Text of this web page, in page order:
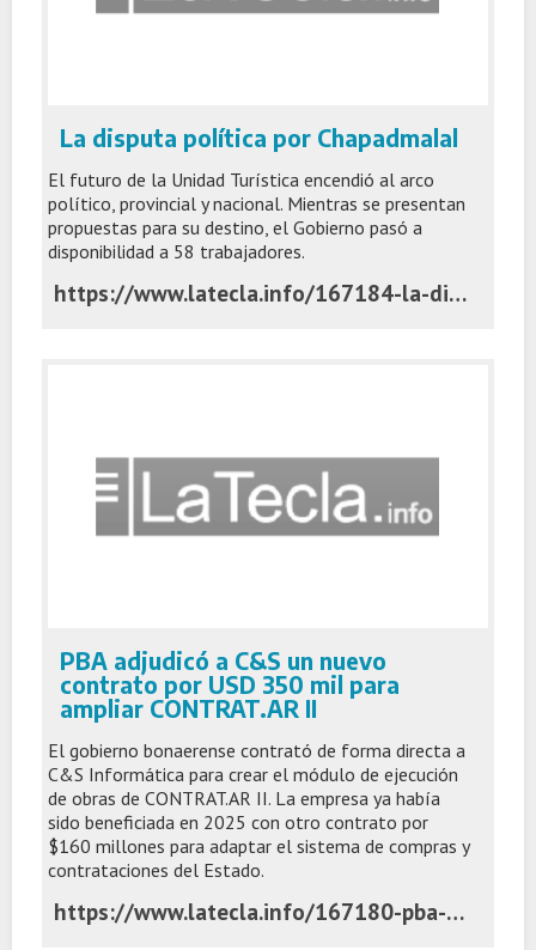
La disputa política por Chapadmalal
El futuro de la Unidad Turística encendió al arco
político, provincial y nacional. Mientras se presentan
propuestas para su destino, el Gobierno pasó a
disponibilidad a 58 trabajadores.
https://www.latecla.info/167184-la-disputa-politica-por-chapadmalal
PBA adjudicó a C&S un nuevo
contrato por USD 350 mil para
ampliar CONTRAT.AR II
El gobierno bonaerense contrató de forma directa a
C&S Informática para crear el módulo de ejecución
de obras de CONTRAT.AR II. La empresa ya había
sido beneficiada en 2025 con otro contrato por
$160 millones para adaptar el sistema de compras y
contrataciones del Estado.
https://www.latecla.info/167180-pba-adjudico-a-c-s-un-nuevo-contrato-por-usd-350-mil-para-ampliar-contratar-ii